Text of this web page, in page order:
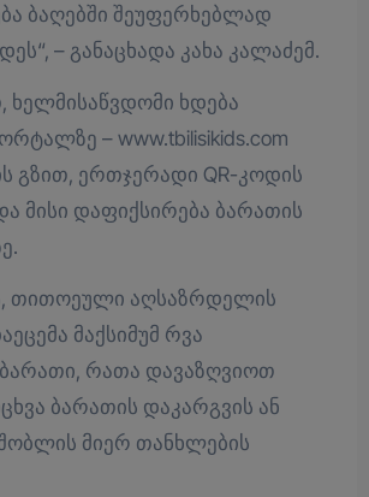
ბაღებში შეუფერხებლად
– განაცხადა კახა კალაძემ.
ხელმისაწვდომი ხდება
– www.tbilisikids.com
გზით, ერთჯერადი QR-კოდის
მისი დაფიქსირება ბარათის
თითოეული აღსაზრდელის
მაქსიმუმ რვა
რათა დავაზღვიოთ
ბარათის დაკარგვის ან
მიერ თანხლების